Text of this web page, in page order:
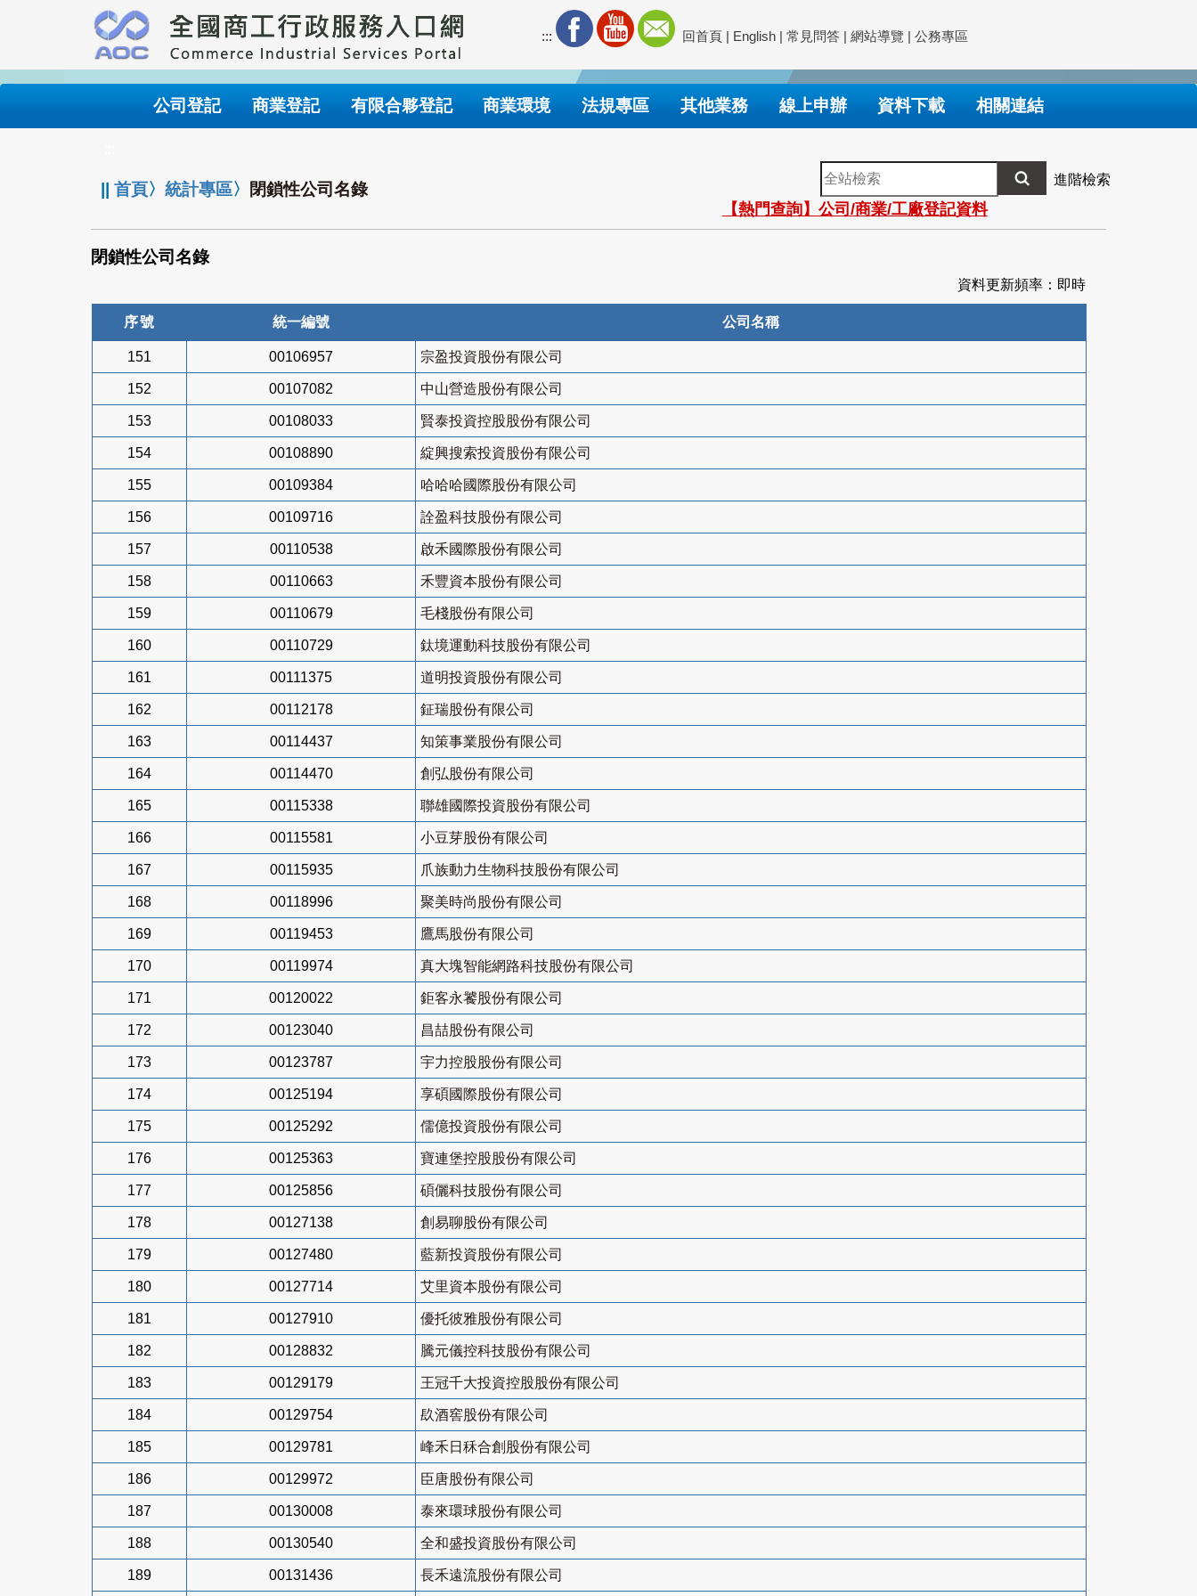
要
內
::: 回首頁 | English | 常見問答 | 網站導覽 | 公務專區
公司登記 商業登記 有限合夥登記 商業環境 法規專區 其他業務 線上申辦 資料下載 相關連結
||首頁〉統計專區〉 閉鎖性公司名錄
全
站
檢
索
進階檢索
【熱門查詢】公司/商業/工廠登記資料
閉鎖性公司名錄
資料更新頻率：即時
序號 統一編號 公司名稱
151 00106957 宗盈投資股份有限公司
152 00107082 中山營造股份有限公司
153 00108033 賢泰投資控股股份有限公司
154 00108890 綻興搜索投資股份有限公司
155 00109384 哈哈哈國際股份有限公司
156 00109716 詮盈科技股份有限公司
157 00110538 啟禾國際股份有限公司
158 00110663 禾豐資本股份有限公司
159 00110679 毛棧股份有限公司
160 00110729 鈦境運動科技股份有限公司
161 00111375 道明投資股份有限公司
162 00112178 鉦瑞股份有限公司
163 00114437 知策事業股份有限公司
164 00114470 創弘股份有限公司
165 00115338 聯雄國際投資股份有限公司
166 00115581 小豆芽股份有限公司
167 00115935 爪族動力生物科技股份有限公司
168 00118996 聚美時尚股份有限公司
169 00119453 鷹馬股份有限公司
170 00119974 真大塊智能網路科技股份有限公司
171 00120022 鉅客永饕股份有限公司
172 00123040 昌喆股份有限公司
173 00123787 宇力控股股份有限公司
174 00125194 享碩國際股份有限公司
175 00125292 儒億投資股份有限公司
176 00125363 寶連堡控股股份有限公司
177 00125856 碩儷科技股份有限公司
178 00127138 創易聊股份有限公司
179 00127480 藍新投資股份有限公司
180 00127714 艾里資本股份有限公司
181 00127910 優托彼雅股份有限公司
182 00128832 騰元儀控科技股份有限公司
183 00129179 王冠千大投資控股股份有限公司
184 00129754 镹酒窖股份有限公司
185 00129781 峰禾日秝合創股份有限公司
186 00129972 臣唐股份有限公司
187 00130008 泰來環球股份有限公司
188 00130540 全和盛投資股份有限公司
189 00131436 長禾遠流股份有限公司